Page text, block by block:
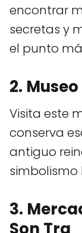
encontrar
secretas y
el punto
2.
Visita este
conserva
antiguo
simbolismo
3.
Son Tra